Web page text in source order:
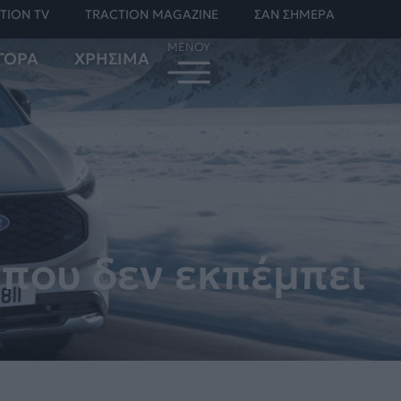
TV TRACTION MAGAZINE ΣΑΝ ΣΗΜΕΡΑ
ΧΡΗΣΙΜΑ
δεν εκπέμπει